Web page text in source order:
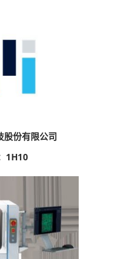
股份有限公司
1H10